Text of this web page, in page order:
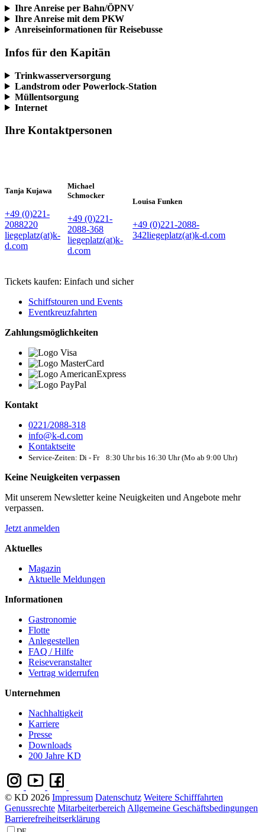
Ihre Anreise per Bahn/ÖPNV
Ihre Anreise mit dem PKW
Anreiseinformationen für Reisebusse
Infos für den Kapitän
Trinkwasserversorgung
Landstrom oder Powerlock-Station
Müllentsorgung
Internet
Ihre Kontaktpersonen
Tanja Kujawa
+49 (0)221-
2088220
liegeplatz(at)k-
d.com
Michael
Schmocker
+49 (0)221-
2088-368
liegeplatz(at)k-
d.com
Louisa Funken
+49 (0)221-2088-
342liegeplatz(at)k-d.com
Tickets kaufen: Einfach und sicher
Schiffstouren und Events
Eventkreuzfahrten
Zahlungsmöglichkeiten
Kontakt
0221/2088-318
info@k-d.com
Kontaktseite
Service-Zeiten: Di - Fr 8:30 Uhr bis 16:30 Uhr (Mo ab 9:00 Uhr)
Keine Neuigkeiten verpassen
Mit unserem Newsletter keine Neuigkeiten und Angebote mehr
verpassen.
Jetzt anmelden
Aktuelles
Magazin
Aktuelle Meldungen
Informationen
Gastronomie
Flotte
Anlegestellen
FAQ / Hilfe
Reiseveranstalter
Vertrag widerrufen
Unternehmen
Nachhaltigkeit
Karriere
Presse
Downloads
200 Jahre KD
© KD 2026 Impressum Datenschutz Weitere Schifffahrten
Genussrechte MitarbeiterbereichAllgemeine Geschäftsbedingungen
Barrierefreiheitserklärung